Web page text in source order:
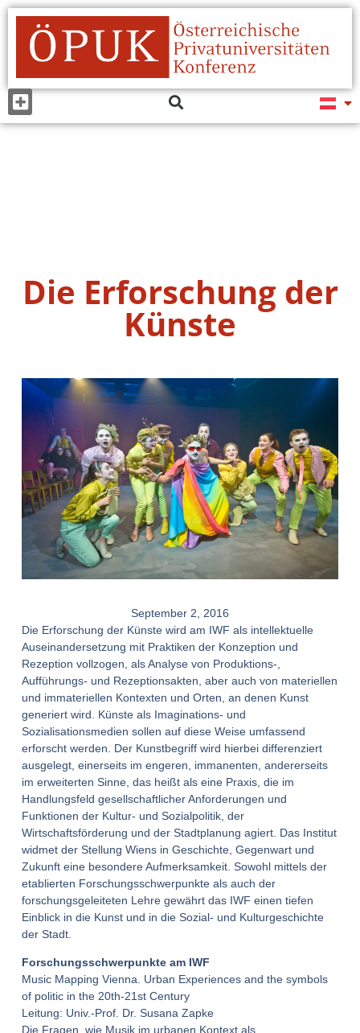
Die Erforschung der
Künste
September 2, 2016
Die Erforschung der Künste wird am IWF als intellektuelle
Auseinandersetzung mit Praktiken der Konzeption und
Rezeption vollzogen, als Analyse von Produktions-,
Aufführungs- und Rezeptionsakten, aber auch von materiellen
und immateriellen Kontexten und Orten, an denen Kunst
generiert wird. Künste als Imaginations- und
Sozialisationsmedien sollen auf diese Weise umfassend
erforscht werden. Der Kunstbegriff wird hierbei differenziert
ausgelegt, einerseits im engeren, immanenten, andererseits
im erweiterten Sinne, das heißt als eine Praxis, die im
Handlungsfeld gesellschaftlicher Anforderungen und
Funktionen der Kultur- und Sozialpolitik, der
Wirtschaftsförderung und der Stadtplanung agiert. Das Institut
widmet der Stellung Wiens in Geschichte, Gegenwart und
Zukunft eine besondere Aufmerksamkeit. Sowohl mittels der
etablierten Forschungsschwerpunkte als auch der
forschungsgeleiteten Lehre gewährt das IWF einen tiefen
Einblick in die Kunst und in die Sozial- und Kulturgeschichte
der Stadt.
Forschungsschwerpunkte am IWF
Music Mapping Vienna. Urban Experiences and the symbols
of politic in the 20th-21st Century
Leitung: Univ.-Prof. Dr. Susana Zapke
Die Fragen, wie Musik im urbanen Kontext als